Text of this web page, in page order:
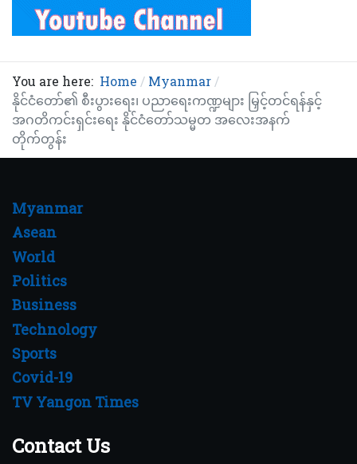
You are here: Home
Myanmar
နိုင်ငံတော်၏ စီးပွားရေး၊ ပညာရေးကဏ္ဍများ မြှင့်တင်ရန်နှင့်
အဂတိကင်းရှင်းရေး နိုင်ငံတော်သမ္မတ အလေးအနက်
တိုက်တွန်း
Myanmar
Asean
World
Politics
Business
Technology
Sports
Covid-19
TV Yangon Times
Contact Us